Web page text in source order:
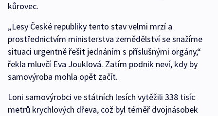
kůrovec.
„Lesy České republiky tento stav velmi mrzí a
prostřednictvím ministerstva zemědělství se snažíme
situaci urgentně řešit jednáním s příslušnými orgány,“
řekla mluvčí Eva Jouklová. Zatím podnik neví, kdy by
samovýroba mohla opět začít.
Loni samovýrobci ve státních lesích vytěžili 338 tisíc
metrů krychlových dřeva, což byl téměř dvojnásobek